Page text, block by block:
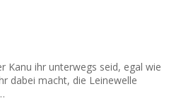
Kanu ihr unterwegs seid, egal wie
dabei macht, die Leinewelle